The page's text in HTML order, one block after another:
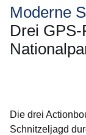
Moderne
Drei
Die drei
Schnitzeljagd